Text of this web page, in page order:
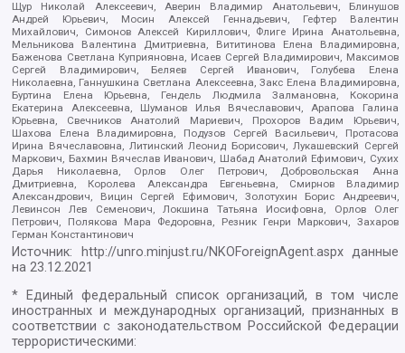
Щур Николай Алексеевич, Аверин Владимир Анатольевич, Блинушов
Андрей Юрьевич, Мосин Алексей Геннадьевич, Гефтер Валентин
Михайлович, Симонов Алексей Кириллович, Флиге Ирина Анатольевна,
Мельникова Валентина Дмитриевна, Вититинова Елена Владимировна,
Баженова Светлана Куприяновна, Исаев Сергей Владимирович, Максимов
Сергей Владимирович, Беляев Сергей Иванович, Голубева Елена
Николаевна, Ганнушкина Светлана Алексеевна, Закс Елена Владимировна,
Буртина Елена Юрьевна, Гендель Людмила Залмановна, Кокорина
Екатерина Алексеевна, Шуманов Илья Вячеславович, Арапова Галина
Юрьевна, Свечников Анатолий Мариевич, Прохоров Вадим Юрьевич,
Шахова Елена Владимировна, Подузов Сергей Васильевич, Протасова
Ирина Вячеславовна, Литинский Леонид Борисович, Лукашевский Сергей
Маркович, Бахмин Вячеслав Иванович, Шабад Анатолий Ефимович, Сухих
Дарья Николаевна, Орлов Олег Петрович, Добровольская Анна
Дмитриевна, Королева Александра Евгеньевна, Смирнов Владимир
Александрович, Вицин Сергей Ефимович, Золотухин Борис Андреевич,
Левинсон Лев Семенович, Локшина Татьяна Иосифовна, Орлов Олег
Петрович, Полякова Мара Федоровна, Резник Генри Маркович, Захаров
Герман Константинович
Источник: http://unro.minjust.ru/NKOForeignAgent.aspxданные
на23.12.2021
* Единый федеральный список организаций, в том числе
иностранных и международных организаций, признанных в
соответствии с законодательством Российской Федерации
террористическими: